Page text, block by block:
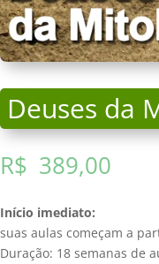
Deuses da
R$ 389,00
Início imediato:
suas aulas começam a
Duração: 18 semanas de